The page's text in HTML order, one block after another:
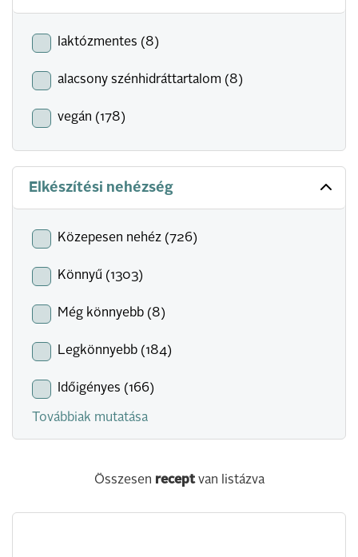
laktózmentes (8)
alacsony szénhidráttartalom (8)
vegán (178)
Elkészítési nehézség
Közepesen nehéz (726)
Könnyű (1303)
Még könnyebb (8)
Legkönnyebb (184)
Időigényes (166)
Továbbiak mutatása
Összesen receptvan listázva